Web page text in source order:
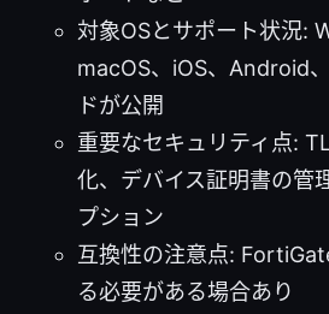
対象OSとサポート状況:
macOS、iOS、Android
ドが公開
重要なセキュリティ点:
化、デバイス証明書の管
プション
互換性の注意点:
る必要がある場合あり